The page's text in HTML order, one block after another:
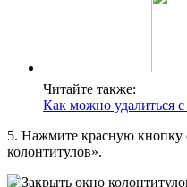
Читайте также:
Как можно удалиться
5. Нажмите красную кнопку
колонтитулов».